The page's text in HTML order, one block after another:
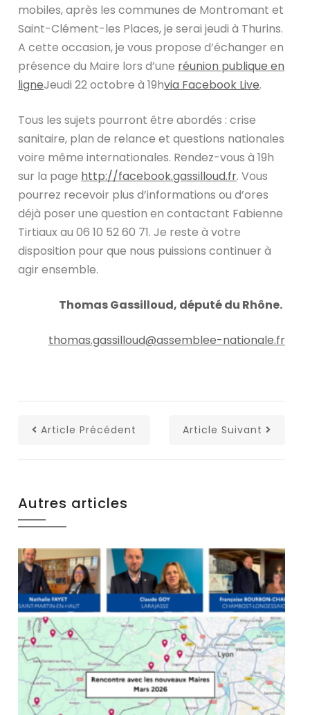
mobiles, après les communes de Montromant et
Saint-Clément-les Places, je serai jeudi à Thurins.
A cette occasion, je vous propose d’échanger en
présence du Maire lors d’une réunion publique en
ligneJeudi 22 octobre à 19hvia Facebook Live.
Tous les sujets pourront être abordés : crise
sanitaire, plan de relance et questions nationales
voire même internationales. Rendez-vous à 19h
sur la page http://facebook.gassilloud.fr. Vous
pourrez recevoir plus d’informations ou d’ores
déjà poser une question en contactant Fabienne
Tirtiaux au 06 10 52 60 71. Je reste à votre
disposition pour que nous puissions continuer à
agir ensemble.
Thomas Gassilloud, député du Rhône.
thomas.gassilloud@assemblee-nationale.fr
Article Précédent Article Suivant
Autres articles